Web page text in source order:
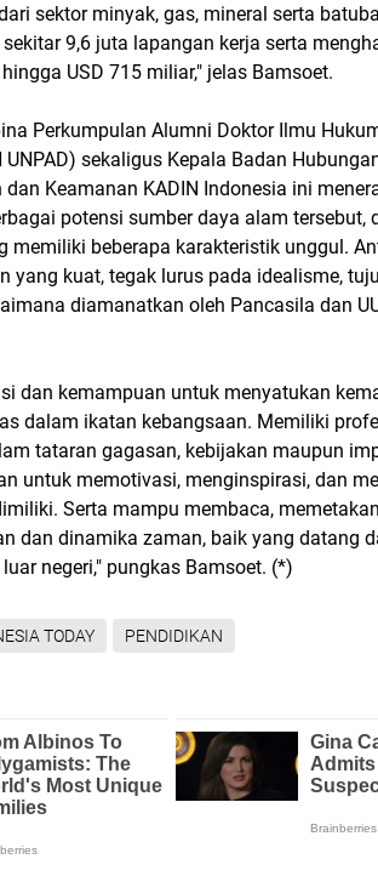
sektor minyak, gas, mineral serta
9,6 juta lapangan kerja serta
USD 715 miliar," jelas Bamsoet.
Perkumpulan Alumni Doktor Ilmu
UNPAD) sekaligus Kepala Badan
dan Keamanan KADIN Indonesia ini
potensi sumber daya alam tersebut,
memiliki beberapa karakteristik unggul.
yang kuat, tegak lurus pada idealisme,
diamanatkan oleh Pancasila dan
dan kemampuan untuk menyatukan
dalam ikatan kebangsaan. Memiliki
tataran gagasan, kebijakan maupun
untuk memotivasi, menginspirasi, dan
Serta mampu membaca,
dan dinamika zaman, baik yang datang
negeri," pungkas Bamsoet. (*)
TODAY PENDIDIKAN